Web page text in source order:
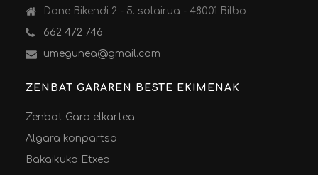
Done Bikendi 2 - 5. solairua - 48001 Bilbo
662 472 746
umegunea@gmail.com
ZENBAT GARAREN BESTE EKIMENAK
Zenbat Gara elkartea
Algara konpartsa
Bakaikuko Etxea